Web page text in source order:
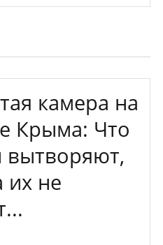
камера на
Крыма: Что
их не